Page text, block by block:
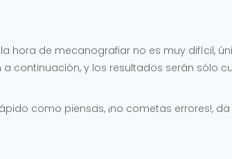
hora de mecanografiar no es muy difícil,
continuación, y los resultados serán sólo
como piensas, ¡no cometas errores!,